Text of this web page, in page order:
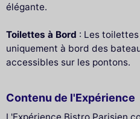
élégante.
Toilettes à Bord : Les
uniquement à bord des
accessibles sur les pontons.
Contenu de l'Expérience
L'Expérience Bistro Parisien